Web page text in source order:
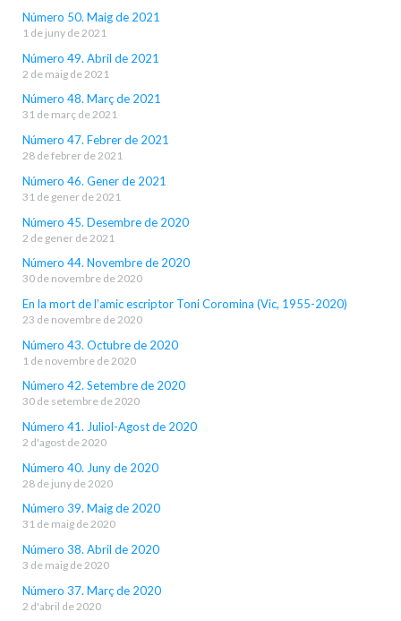
Número 50. Maig de 2021
1 de juny de 2021
Número 49. Abril de 2021
2 de maig de 2021
Número 48. Març de 2021
31 de març de 2021
Número 47. Febrer de 2021
28 de febrer de 2021
Número 46. Gener de 2021
31 de gener de 2021
Número 45. Desembre de 2020
2 de gener de 2021
Número 44. Novembre de 2020
30 de novembre de 2020
En la mort de l’amic escriptor Toni Coromina (Vic, 1955-2020)
23 de novembre de 2020
Número 43. Octubre de 2020
1 de novembre de 2020
Número 42. Setembre de 2020
30 de setembre de 2020
Número 41. Juliol-Agost de 2020
2 d'agost de 2020
Número 40. Juny de 2020
28 de juny de 2020
Número 39. Maig de 2020
31 de maig de 2020
Número 38. Abril de 2020
3 de maig de 2020
Número 37. Març de 2020
2 d'abril de 2020